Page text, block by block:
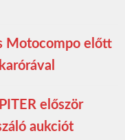
Motocompo előtt
először
aukciót